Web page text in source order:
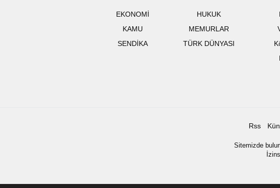
EKONOMİ
HUKUK
KAMU
MEMURLAR
SENDİKA
TÜRK DÜNYASI
Rss
Sitemizde